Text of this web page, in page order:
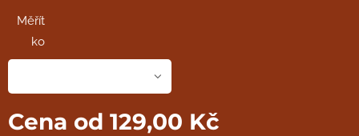
Měřít
ko
Cena od 129,00 Kč